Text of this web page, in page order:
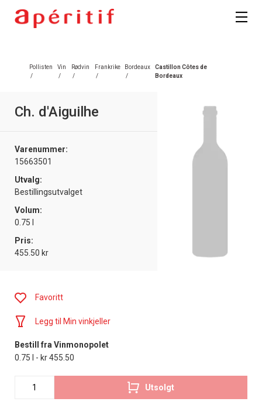
Pollisten
/
Vin
/
Rødvin
/
Frankrike
/
Bordeaux
/
Castillon Côtes de
Bordeaux
Ch. d'Aiguilhe
Varenummer:
15663501
Utvalg:
Bestillingsutvalget
Volum:
0.75 l
Pris:
455.50 kr
Favoritt
Legg til Min vinkjeller
Bestill fra Vinmonopolet
0.75 l - kr 455.50
Utsolgt